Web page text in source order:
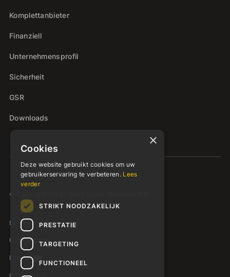
Komplettanbieter
Finanziell
Unternehmensprofil
Sicherheit
GSR
Downloads
© Copyright 2026 - Siers Groep Oldenzaal B.V.
Datenschutzerklärung
Unterstützung
Intranet
×
Cookies
Deze website gebruikt cookies om uw
gebruikerservaring te verbeteren. Lees
verder
STRIKT NOODZAKELIJK
PRESTATIE
TARGETING
FUNCTIONEEL